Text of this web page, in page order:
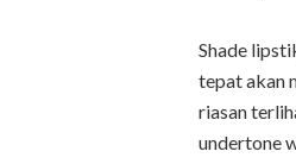
Shade
tepat akan
riasan
undertone